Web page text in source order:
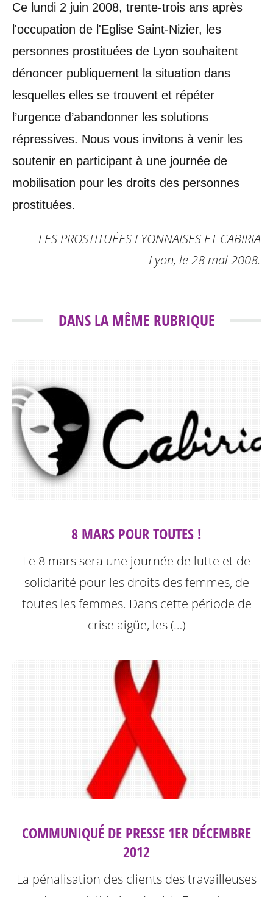
Ce lundi 2 juin 2008, trente-trois ans après
l'occupation de l'Eglise Saint-Nizier, les
personnes prostituées de Lyon souhaitent
dénoncer publiquement la situation dans
lesquelles elles se trouvent et répéter
l’urgence d’abandonner les solutions
répressives. Nous vous invitons à venir les
soutenir en participant à une journée de
mobilisation pour les droits des personnes
prostituées.
LES PROSTITUÉES LYONNAISES ET CABIRIA
Lyon, le 28 mai 2008.
DANS LA MÊME RUBRIQUE
8 MARS POUR TOUTES !
Le 8 mars sera une journée de lutte et de
solidarité pour les droits des femmes, de
toutes les femmes. Dans cette période de
crise aigüe, les (…)
COMMUNIQUÉ DE PRESSE 1ER DÉCEMBRE
2012
La pénalisation des clients des travailleuses